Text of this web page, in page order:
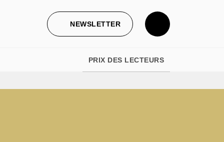
NEWSLETTER
PRIX DES LECTEURS